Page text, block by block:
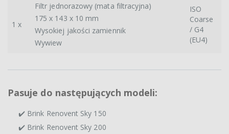
1 x
Filtr jednorazowy (mata filtracyjna)
175 x 143 x 10 mm
Wysokiej jakości zamiennik
Wywiew
ISO
Coarse
/ G4
(EU4)
Pasuje do następujących modeli:
✔️ Brink Renovent Sky 150
✔️ Brink Renovent Sky 200